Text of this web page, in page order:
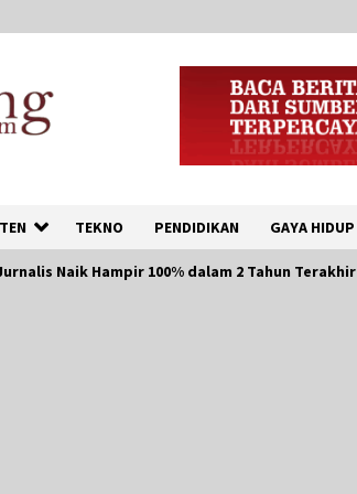
TEKNO PENDIDIKAN GAYA HIDUP
Naik Hampir 100% dalam 2 Tahun Terakhir